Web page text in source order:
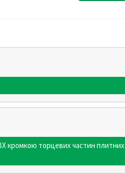
кромкою торцевих частин плитних